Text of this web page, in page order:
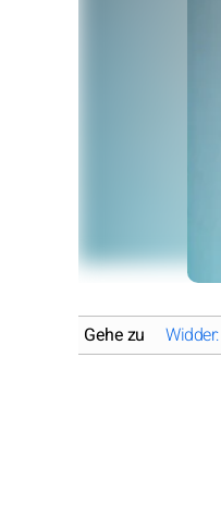
Gehe zu